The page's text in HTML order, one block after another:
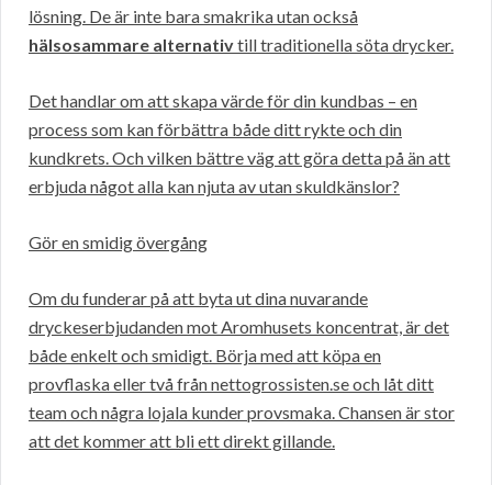
lösning. De är inte bara smakrika utan också
hälsosammare alternativtill traditionella söta drycker.
Det handlar om att skapa värde för din kundbas – en
process som kan förbättra både ditt rykte och din
kundkrets. Och vilken bättre väg att göra detta på än att
erbjuda något alla kan njuta av utan skuldkänslor?
Gör en smidig övergång
Om du funderar på att byta ut dina nuvarande
dryckeserbjudanden mot Aromhusets koncentrat, är det
både enkelt och smidigt. Börja med att köpa en
provflaska eller två från nettogrossisten.se och låt ditt
team och några lojala kunder provsmaka. Chansen är stor
att det kommer att bli ett direkt gillande.